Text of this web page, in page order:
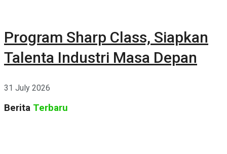
Program Sharp Class, Siapkan
Talenta Industri Masa Depan
31 July 2026
Berita Terbaru